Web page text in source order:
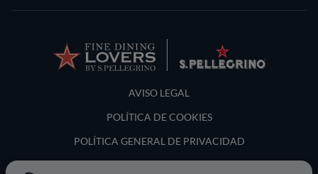
Terms and Conditions
AVISO LEGAL
POLÍTICA DE COOKIES
POLÍTICA GENERAL DE PRIVACIDAD